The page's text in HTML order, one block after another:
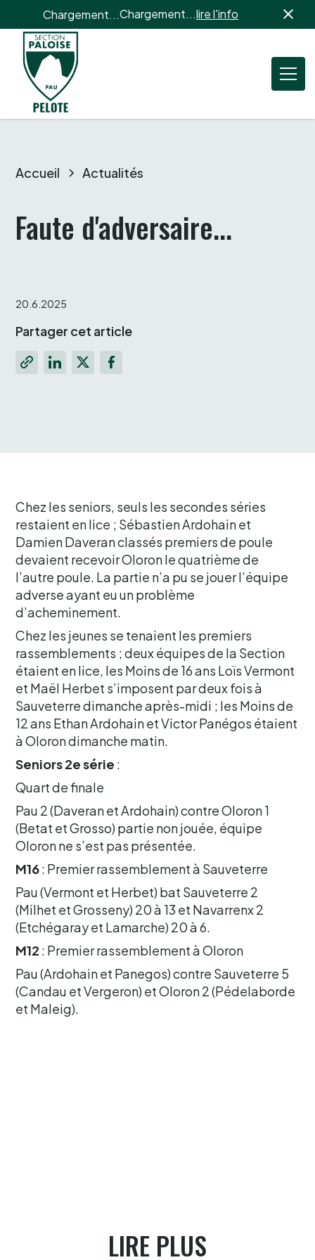
Chargement...Chargement...lire l'info
Accueil Actualités
Faute d'adversaire...
20.6.2025
Partager cet article
Chez les seniors, seuls les secondes séries
restaient en lice ; Sébastien Ardohain et
Damien Daveran classés premiers de poule
devaient recevoir Oloron le quatrième de
l’autre poule. La partie n’a pu se jouer l’équipe
adverse ayant eu un problème
d’acheminement.
Chez les jeunes se tenaient les premiers
rassemblements ; deux équipes de la Section
étaient en lice, les Moins de 16 ans Loïs Vermont
et Maël Herbet s’imposent par deux fois à
Sauveterre dimanche après-midi ; les Moins de
12 ans Ethan Ardohain et Victor Panégos étaient
à Oloron dimanche matin.
Seniors 2e série :
Quart de finale
Pau 2 (Daveran et Ardohain) contre Oloron 1
(Betat et Grosso) partie non jouée, équipe
Oloron ne s’est pas présentée.
M16: Premier rassemblement à Sauveterre
Pau (Vermont et Herbet) bat Sauveterre 2
(Milhet et Grosseny) 20 à 13 et Navarrenx 2
(Etchégaray et Lamarche) 20 à 6.
M12 : Premier rassemblement à Oloron
Pau (Ardohain et Panegos) contre Sauveterre 5
(Candau et Vergeron) et Oloron 2 (Pédelaborde
et Maleig).
LIRE PLUS